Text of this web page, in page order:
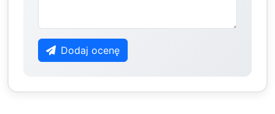
Dodaj ocenę